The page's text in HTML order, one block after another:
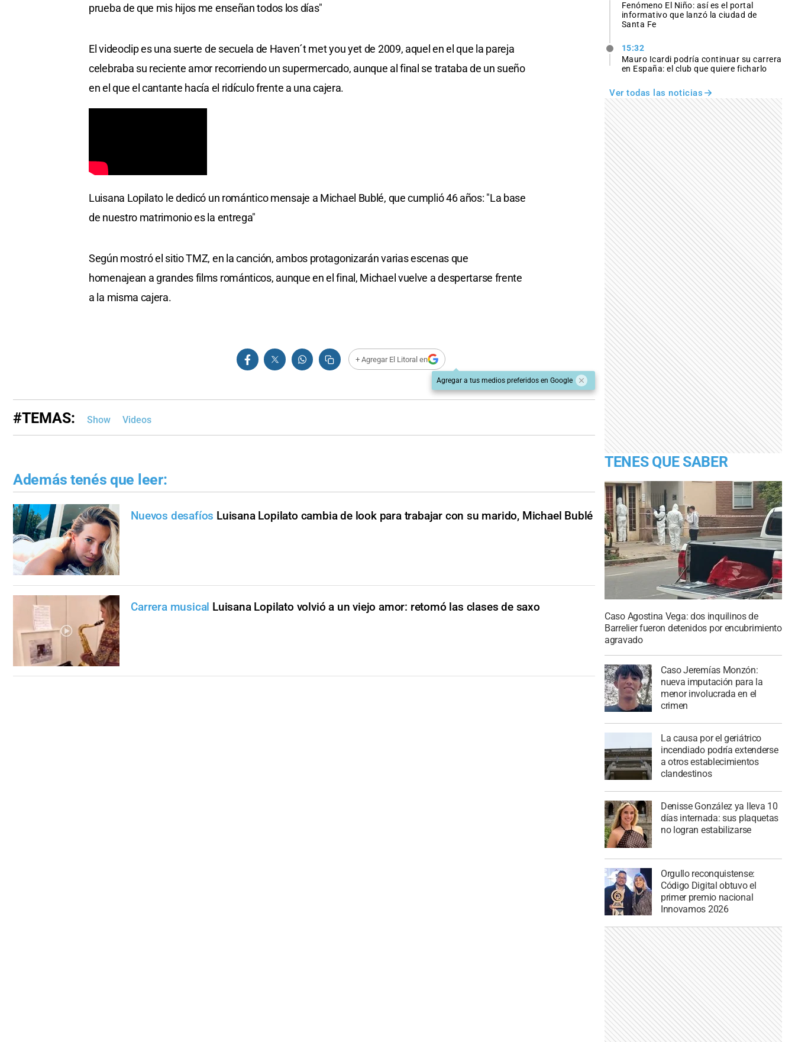
prueba de que mis hijos me enseñan todos los días"
El videoclip es una suerte de secuela de Haven´t met you yet de 2009, aquel en el que la pareja
celebraba su reciente amor recorriendo un supermercado, aunque al final se trataba de un sueño
en el que el cantante hacía el ridículo frente a una cajera.
Luisana Lopilato le dedicó un romántico mensaje a Michael Bublé, que cumplió 46 años: "La base
de nuestro matrimonio es la entrega"
Según mostró el sitio TMZ, en la canción, ambos protagonizarán varias escenas que
homenajean a grandes films románticos, aunque en el final, Michael vuelve a despertarse frente
a la misma cajera.
+ Agregar El Litoral en
Agregar a tus medios preferidos en Google
#TEMAS: Show Videos
Además tenés que leer:
Nuevos desafíos Luisana Lopilato cambia de look para trabajar con su marido, Michael Bublé
Carrera musical Luisana Lopilato volvió a un viejo amor: retomó las clases de saxo
Fenómeno El Niño: así es el portal
informativo que lanzó la ciudad de
Santa Fe
15:32
Mauro Icardi podría continuar su carrera
en España: el club que quiere ficharlo
Ver todas las noticias
TENES QUE SABER
Caso Agostina Vega: dos inquilinos de
Barrelier fueron detenidos por encubrimiento
agravado
Caso Jeremías Monzón:
nueva imputación para la
menor involucrada en el
crimen
La causa por el geriátrico
incendiado podría extenderse
a otros establecimientos
clandestinos
Denisse González ya lleva 10
días internada: sus plaquetas
no logran estabilizarse
Orgullo reconquistense:
Código Digital obtuvo el
primer premio nacional
Innovamos 2026